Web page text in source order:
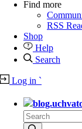
Find more
RSS
Shop
Help
Search
Log in `